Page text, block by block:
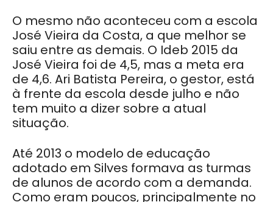
O mesmo não aconteceu com a escola
José Vieira da Costa, a que melhor se
saiu entre as demais. O Ideb 2015 da
José Vieira foi de 4,5, mas a meta era
de 4,6. Ari Batista Pereira, o gestor, está
à frente da escola desde julho e não
tem muito a dizer sobre a atual
situação.
Até 2013 o modelo de educação
adotado em Silves formava as turmas
de alunos de acordo com a demanda.
Como eram poucos, principalmente no